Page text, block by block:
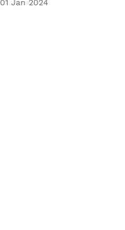
01 Jan 2024